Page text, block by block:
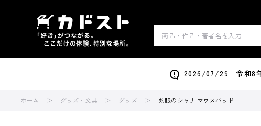
2026/07/29 令和8年
ホーム グッズ・文具 グッズ 灼眼のシャナ マウスパッド